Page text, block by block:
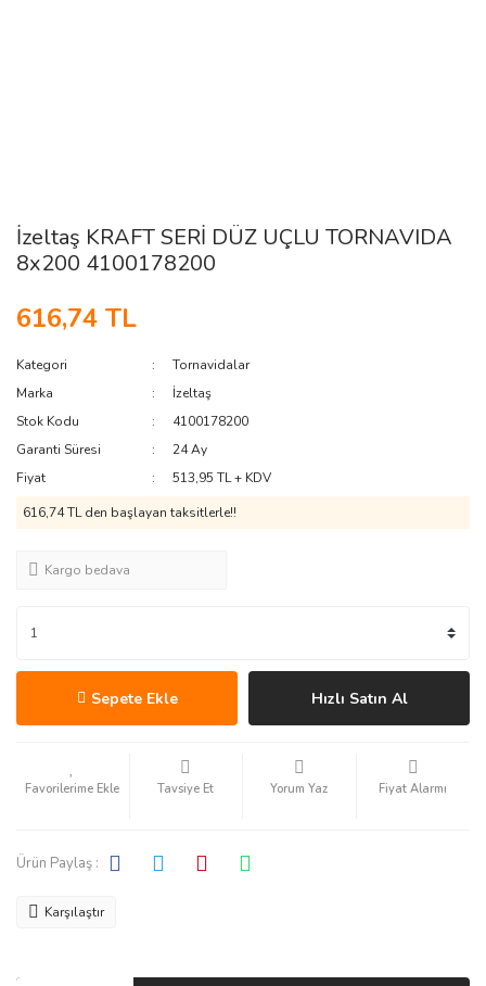
İzeltaş KRAFT SERİ DÜZ UÇLU TORNAVIDA
8x200 4100178200
616,74 TL
Kategori
Tornavidalar
Marka
İzeltaş
Stok Kodu
4100178200
Garanti Süresi
24 Ay
Fiyat
513,95 TL + KDV
616,74 TL den başlayan taksitlerle!!
Kargo bedava
Sepete Ekle Hızlı Satın Al
Tavsiye Et Yorum Yaz Fiyat Alarmı
Ürün Paylaş :
Karşılaştır